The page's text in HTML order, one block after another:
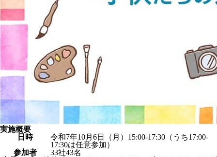
実施概要
日時
令和7年10月6日（月）15:00-17:30（うち17:00-
17:30は任意参加）
参加者
33社43名